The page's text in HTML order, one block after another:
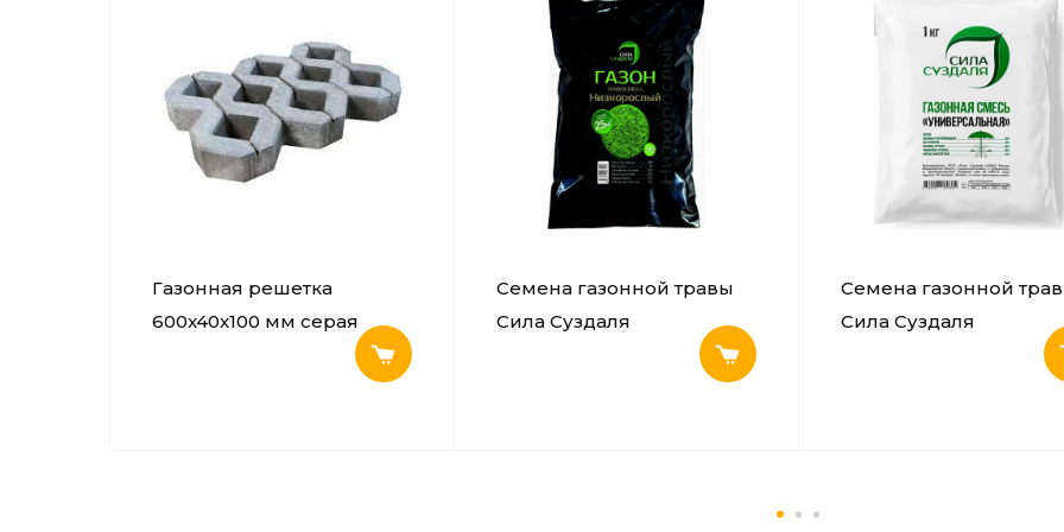
Газонная решетка
600x40x100 мм серая
Семена газонной травы
Сила Суздаля
Семена газонной
Сила Суздаля